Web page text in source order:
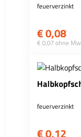
feuerverzinkt
€0,08
€ 0,07 ohne
feuerverzinkt
€0,12